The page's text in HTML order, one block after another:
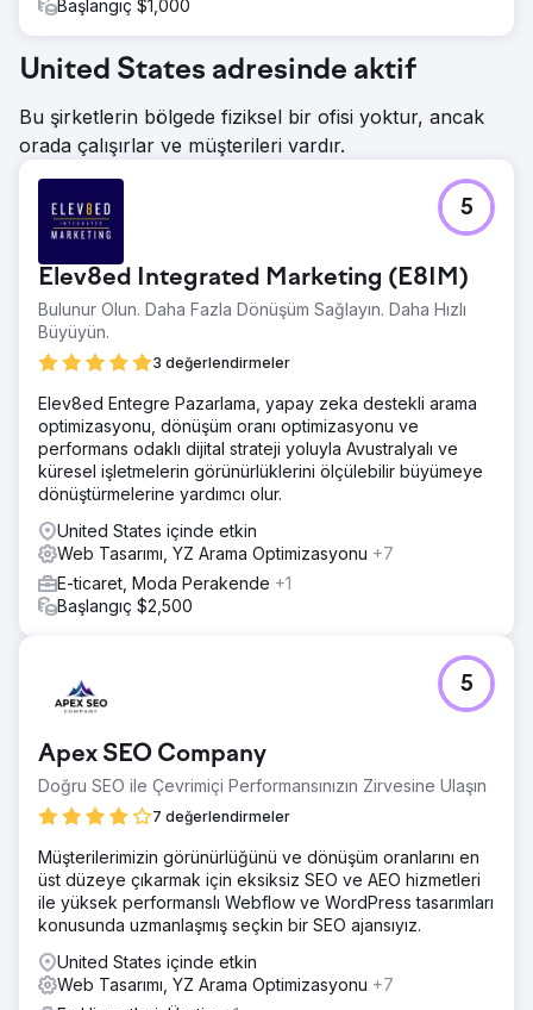
Başlangıç $1,000
United States adresinde aktif
Bu şirketlerin bölgede fiziksel bir ofisi yoktur, ancak
orada çalışırlar ve müşterileri vardır.
Elev8ed Integrated Marketing (E8IM)
Bulunur Olun. Daha Fazla Dönüşüm Sağlayın. Daha Hızlı
Büyüyün.
3 değerlendirmeler
5
Elev8ed Entegre Pazarlama, yapay zeka destekli arama
optimizasyonu, dönüşüm oranı optimizasyonu ve
performans odaklı dijital strateji yoluyla Avustralyalı ve
küresel işletmelerin görünürlüklerini ölçülebilir büyümeye
dönüştürmelerine yardımcı olur.
United States içinde etkin
Web Tasarımı, YZ Arama Optimizasyonu +7
E-ticaret, Moda Perakende +1
Başlangıç $2,500
Apex SEO Company
Doğru SEO ile Çevrimiçi Performansınızın Zirvesine Ulaşın
7 değerlendirmeler
5
Müşterilerimizin görünürlüğünü ve dönüşüm oranlarını en
üst düzeye çıkarmak için eksiksiz SEO ve AEO hizmetleri
ile yüksek performanslı Webflow ve WordPress tasarımları
konusunda uzmanlaşmış seçkin bir SEO ajansıyız.
United States içinde etkin
Web Tasarımı, YZ Arama Optimizasyonu +7